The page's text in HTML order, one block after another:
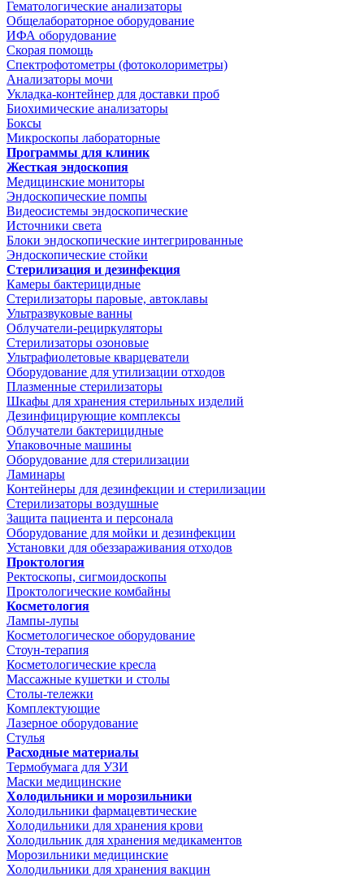
Гематологические анализаторы
Общелабораторное оборудование
ИФА оборудование
Скорая помощь
Спектрофотометры (фотоколориметры)
Анализаторы мочи
Укладка-контейнер для доставки проб
Биохимические анализаторы
Боксы
Микроскопы лабораторные
Программы для клиник
Жесткая эндоскопия
Медицинские мониторы
Эндоскопические помпы
Видеосистемы эндоскопические
Источники света
Блоки эндоскопические интегрированные
Эндоскопические стойки
Стерилизация и дезинфекция
Камеры бактерицидные
Стерилизаторы паровые, автоклавы
Ультразвуковые ванны
Облучатели-рециркуляторы
Стерилизаторы озоновые
Ультрафиолетовые кварцеватели
Оборудование для утилизации отходов
Плазменные стерилизаторы
Шкафы для хранения стерильных изделий
Дезинфицирующие комплексы
Облучатели бактерицидные
Упаковочные машины
Оборудование для стерилизации
Ламинары
Контейнеры для дезинфекции и стерилизации
Стерилизаторы воздушные
Защита пациента и персонала
Оборудование для мойки и дезинфекции
Установки для обеззараживания отходов
Проктология
Ректоскопы, сигмоидоскопы
Проктологические комбайны
Косметология
Лампы-лупы
Косметологическое оборудование
Стоун-терапия
Косметологические кресла
Массажные кушетки и столы
Столы-тележки
Комплектующие
Лазерное оборудование
Стулья
Расходные материалы
Термобумага для УЗИ
Маски медицинские
Холодильники и морозильники
Холодильники фармацевтические
Холодильники для хранения крови
Холодильник для хранения медикаментов
Морозильники медицинские
Холодильники для хранения вакцин